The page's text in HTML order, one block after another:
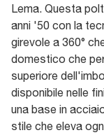
Lema. Questa
anni '50 con la
girevole a 360°
domestico che
superiore
disponibile nelle
una base in
stile che eleva